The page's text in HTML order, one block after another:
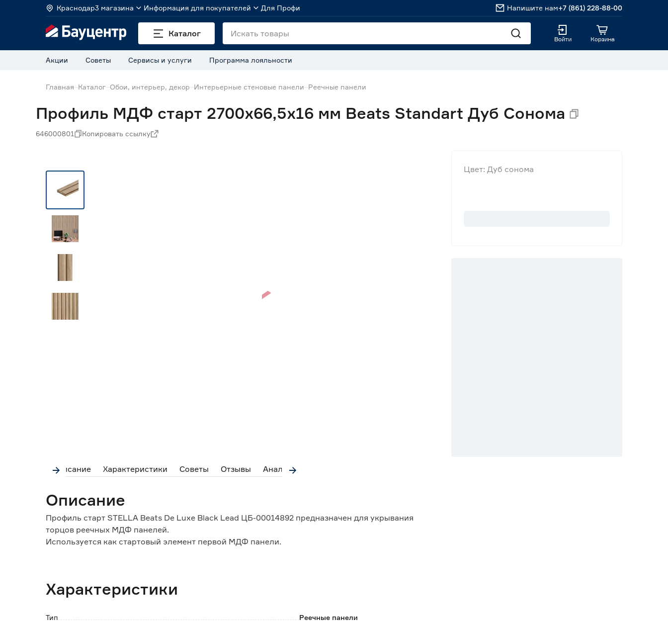
Краснодар3 магазина Информация для покупателей Для Профи Напишите нам+7 (861) 228-88-00
Каталог
Войти Корзина
Акции Советы Сервисы и услуги Программа лояльности
Главная Каталог Обои, интерьер, декор Интерьерные стеновые панели Реечные панели
Профиль МДФ старт 2700x66,5x16 мм Beats Standart Дуб Сонома
646000801 Копировать ссылку
Описание Характеристики Советы Отзывы Аналоги
Описание
Профиль старт STELLA Beats De Luxe Black Lead ЦБ-00014892 предназначен для укрывания
торцов реечных МДФ панелей.
Используется как стартовый элемент первой МДФ панели.
- экологичный материал;
- простота установки, понятный монтаж, не требует специальных навыков;
Характеристики
Тип Реечные панели
Цвет: Дуб сонома